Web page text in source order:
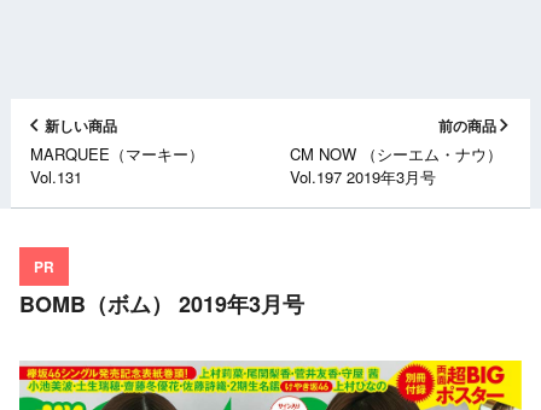
新しい商品
MARQUEE（マーキー）
Vol.131
前の商品
CM NOW （シーエム・ナウ）
Vol.197 2019年3月号
PR
BOMB（ボム） 2019年3月号